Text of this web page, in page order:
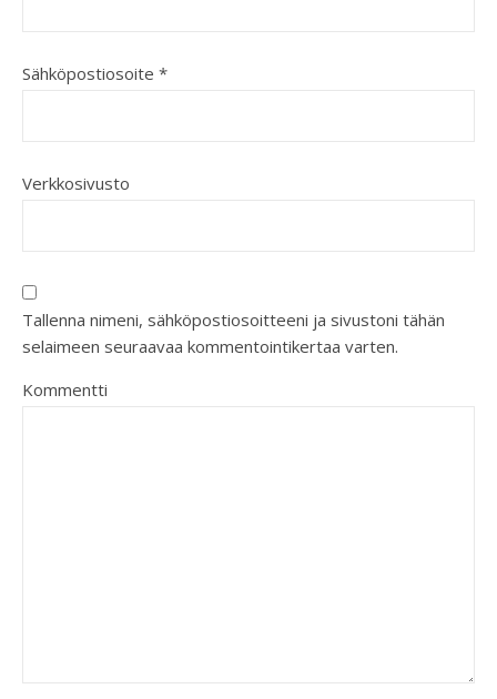
Sähköpostiosoite *
Verkkosivusto
Tallenna nimeni, sähköpostiosoitteeni ja sivustoni tähän
selaimeen seuraavaa kommentointikertaa varten.
Kommentti